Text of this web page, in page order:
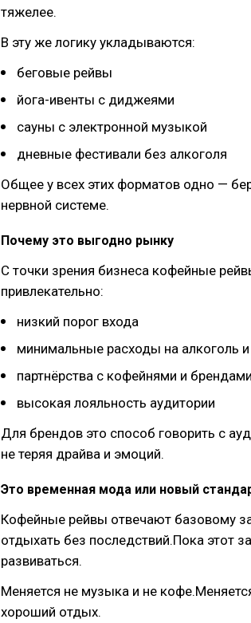
тяжелее.
В эту же логику укладываются:
беговые рейвы
йога-ивенты с диджеями
сауны с электронной музыкой
дневные фестивали без алкоголя
Общее у всех этих форматов одно —
нервной системе.
Почему это выгодно рынку
С точки зрения бизнеса кофейные
привлекательно:
низкий порог входа
минимальные расходы на алкоголь и
партнёрства с кофейнями и брендами
высокая лояльность аудитории
Для брендов это способ говорить с
не теряя драйва и эмоций.
Это временная мода или новый
Кофейные рейвы отвечают базовому
отдыхать без последствий.Пока этот
развиваться.
Меняется не музыка и не
хороший отдых.